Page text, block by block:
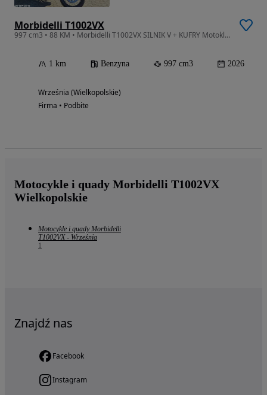
Morbidelli T1002VX
997 cm3 • 88 KM • Morbidelli T1002VX SILNIK V + KUFRY Motoklinika Września
1 km Benzyna 997 cm3 2026
Września (Wielkopolskie)
Firma • Podbite
Motocykle i quady Morbidelli T1002VX
Wielkopolskie
Motocykle i quady Morbidelli
T1002VX - Września
1
Znajdź nas
Facebook
Instagram